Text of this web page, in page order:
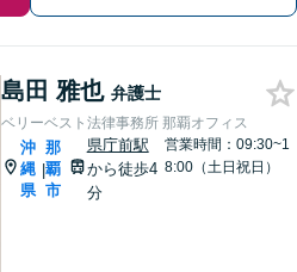
島田 雅也 弁護士
ベリーベスト法律事務所 那覇オフィス
沖
縄
県
|
那
覇
市
県庁前駅
から徒歩4
分
営業時間：09:30~1
8:00（土日祝日）